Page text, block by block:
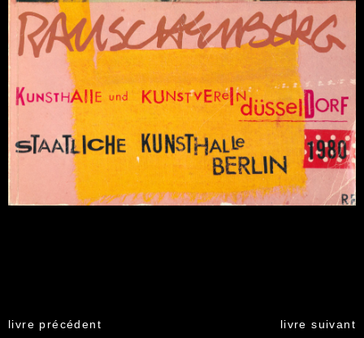
livre précédent livre suivant